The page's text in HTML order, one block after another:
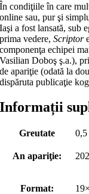
În condiţiile în care
online sau, pur şi
Iaşi a fost lansată, sub
prima vedere,Scriptor
componenţa echipei
Vasilian Doboş ş.a.),
de apariţie (odată la
dispăruta publicaţie
Informații
Greutate
An apariţie:
Format: